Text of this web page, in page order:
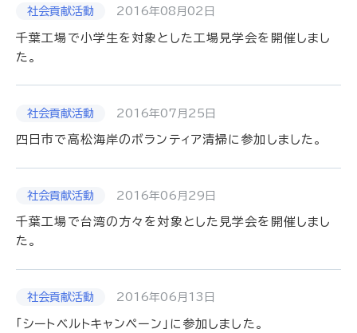
2016年08月02日
千葉工場で小学生を対象とした工場見学会を開催しまし
た。
2016年07月25日
四日市で高松海岸のボランティア清掃に参加しました。
2016年06月29日
千葉工場で台湾の方々を対象とした見学会を開催しまし
た。
2016年06月13日
「シートベルトキャンペーン」に参加しました。